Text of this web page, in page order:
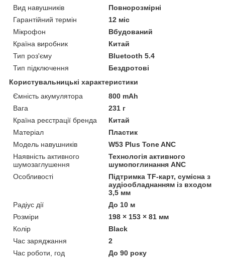
Вид навушників
Повнорозмірні
Гарантійний термін
12 міс
Мікрофон
Вбудований
Країна виробник
Китай
Тип роз'єму
Bluetooth 5.4
Тип підключення
Бездротові
Користувальницькі характеристики
Ємність акумулятора
800 mAh
Вага
231 г
Країна реєстрації бренда
Китай
Матеріал
Пластик
Модель навушників
W53 Plus Tone ANC
Наявність активного
шумозаглушення
Технологія активного
шумопоглинання ANC
Особливості
Підтримка TF-карт, сумісна з
аудіообладнанням із входом
3,5 мм
Радіус дії
До 10 м
Розміри
198 × 153 × 81 мм
Колір
Black
Час заряджання
2
Час роботи, год
До 90 року